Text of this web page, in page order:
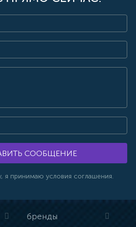
СООБЩЕНИЕ
я принимаю условия соглашения.
бренды